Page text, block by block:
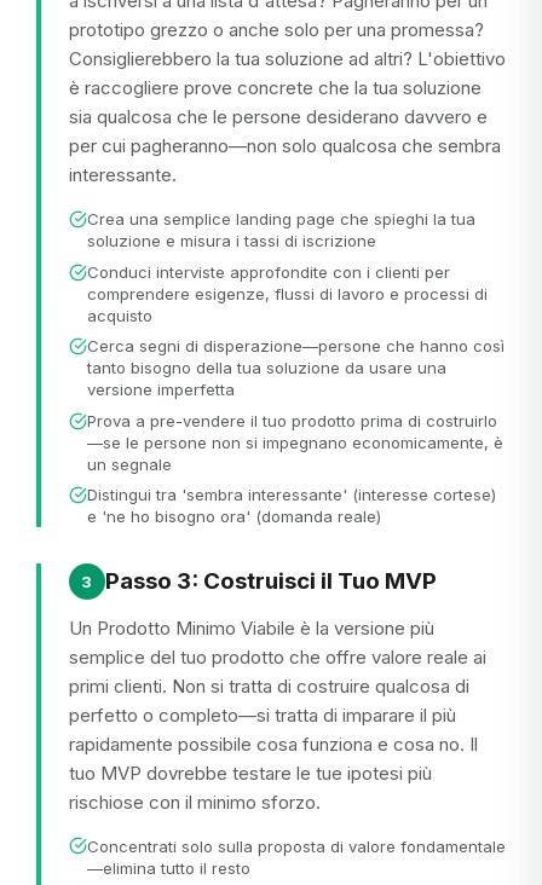
prototipo grezzo o anche solo per una promessa?
Consiglierebbero la tua soluzione ad altri? L'obiettivo
è raccogliere prove concrete che la tua soluzione
sia qualcosa che le persone desiderano davvero e
per cui pagheranno—non solo qualcosa che sembra
interessante.
Crea una semplice landing page che spieghi la tua
soluzione e misura i tassi di iscrizione
Conduci interviste approfondite con i clienti per
comprendere esigenze, flussi di lavoro e processi di
acquisto
Cerca segni di disperazione—persone che hanno così
tanto bisogno della tua soluzione da usare una
versione imperfetta
Prova a pre-vendere il tuo prodotto prima di costruirlo
—se le persone non si impegnano economicamente, è
un segnale
Distingui tra 'sembra interessante' (interesse cortese)
e 'ne ho bisogno ora' (domanda reale)
3 Passo 3: Costruisci il Tuo MVP
Un Prodotto Minimo Viabile è la versione più
semplice del tuo prodotto che offre valore reale ai
primi clienti. Non si tratta di costruire qualcosa di
perfetto o completo—si tratta di imparare il più
rapidamente possibile cosa funziona e cosa no. Il
tuo MVP dovrebbe testare le tue ipotesi più
rischiose con il minimo sforzo.
Concentrati solo sulla proposta di valore fondamentale
—elimina tutto il resto